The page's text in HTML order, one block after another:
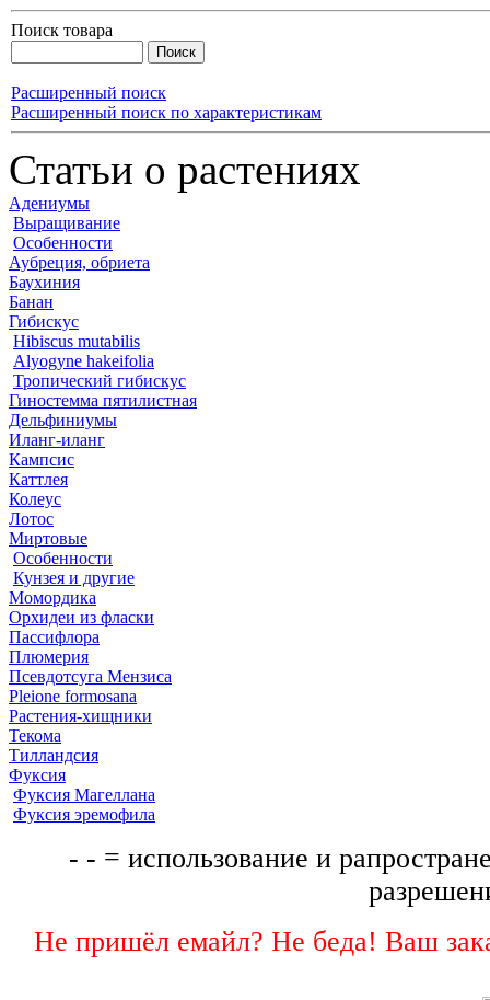
Поиск товара
Расширенный поиск
Расширенный поиск по характеристикам
Статьи о растениях
Адениумы
Выращивание
Особенности
Аубреция, обриета
Баухиния
Банан
Гибискус
Hibiscus mutabilis
Alyogyne hakeifolia
Тропический гибискус
Гиностемма пятилистная
Дельфиниумы
Иланг-иланг
Кампсис
Каттлея
Колеус
Лотос
Миртовые
Особенности
Кунзея и другие
Момордика
Орхидеи из фласки
Пассифлора
Плюмерия
Псевдотсуга Мензиса
Pleione formosana
Растения-хищники
Текома
Тилландсия
Фуксия
Фуксия Магеллана
Фуксия эремофила
- - = использование и
Не пришёл емайл? Не беда! Ваш